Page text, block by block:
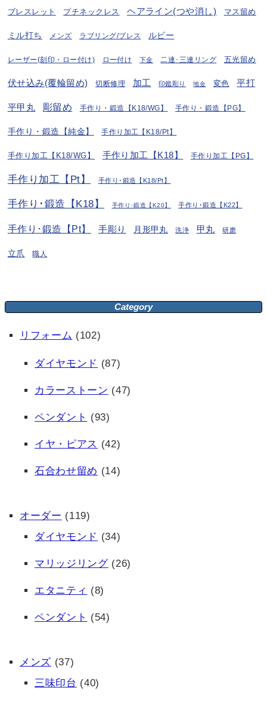
ブレスレット プチネックレス ヘアライン(つや消し) マス留め
ミル打ち メンズ ラブリング/ブレス ルビー
レーザー(刻印・ロー付け) ロー付け 下金 二連･三連リング 五光留め
伏せ込み(覆輪留め) 切断修理 加工 印鑑彫り 地金 変色 平打
平甲丸 彫留め 手作り・鍛造【K18/WG】 手作り・鍛造【PG】
手作り・鍛造【純金】 手作り加工【K18/Pt】
手作り加工【K18/WG】 手作り加工【K18】 手作り加工【PG】
手作り加工【Pt】 手作り･鍛造【K18/Pt】
手作り･鍛造【K18】 手作り･鍛造【K20】 手作り･鍛造【K22】
手作り･鍛造【Pt】 手彫り 月形甲丸 洗浄 甲丸 研磨
立爪 職人
Category
リフォーム (102)
ダイヤモンド (87)
カラーストーン (47)
ペンダント (93)
イヤ・ピアス (42)
石合わせ留め (14)
オーダー (119)
ダイヤモンド (34)
マリッジリング(26)
エタニティ (8)
ペンダント (54)
メンズ (37)
三味印台 (40)